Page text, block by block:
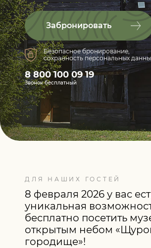
Забронировать
Безопасное бронирование,
сохранность персональных
8 800 100 09 19
Звонок бесплатный
ДЛЯ НАШИХ ГОСТЕЙ
8 февраля 2026 у вас
уникальная
бесплатно посетить
открытым небом
городище»!